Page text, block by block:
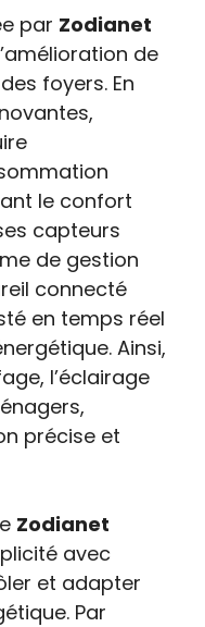
par Zodianet
de
des foyers. En
le confort
capteurs
de gestion
connecté
en temps réel
Ainsi,
l’éclairage
précise et
Zodianet
avec
et adapter
Par